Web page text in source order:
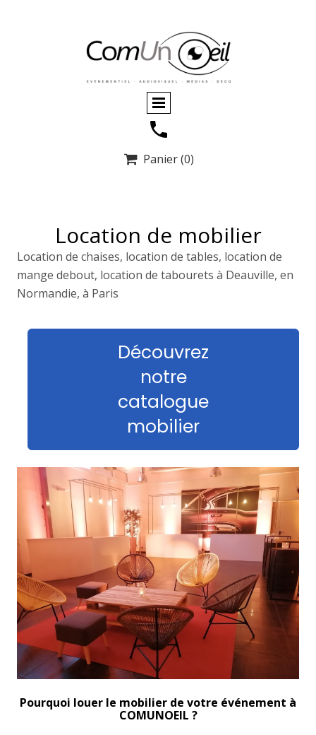
 Panier(0)
Location de mobilier
Location de chaises, location de tables, location de
mange debout, location de tabourets à Deauville, en
Normandie, à Paris
Découvrez
notre
catalogue
mobilier
Pourquoi louer le mobilier de votre événement à
COMUNOEIL ?